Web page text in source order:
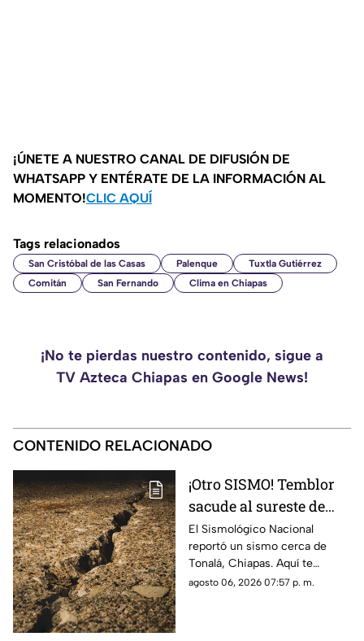
¡ÚNETE A NUESTRO CANAL DE DIFUSIÓN DE
WHATSAPP Y ENTÉRATE DE LA INFORMACIÓN AL
MOMENTO!CLIC AQUÍ
Tags relacionados
San Cristóbal de las Casas Palenque
Tuxtla Gutiérrez
Comitán
San Fernando Clima en Chiapas
¡No te pierdas nuestro contenido, sigue a
TV Azteca Chiapas en Google News!
CONTENIDO RELACIONADO
¡Otro SISMO! Temblor
sacude al sureste de
México HOY: epicentro
y magnitud
El Sismológico Nacional
reportó un sismo cerca de
Tonalá, Chiapas. Aquí te
contamos todos los detalles
agosto 06, 2026 07:57 p. m.